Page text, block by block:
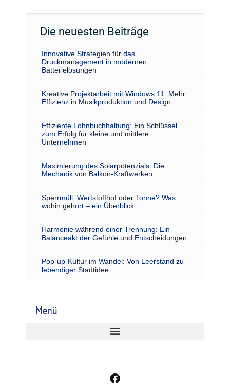
Die neuesten Beiträge
Innovative Strategien für das
Druckmanagement in modernen
Batterielösungen
Kreative Projektarbeit mit Windows 11: Mehr
Effizienz in Musikproduktion und Design
Effiziente Lohnbuchhaltung: Ein Schlüssel
zum Erfolg für kleine und mittlere
Unternehmen
Maximierung des Solarpotenzials: Die
Mechanik von Balkon-Kraftwerken
Sperrmüll, Wertstoffhof oder Tonne? Was
wohin gehört – ein Überblick
Harmonie während einer Trennung: Ein
Balanceakt der Gefühle und Entscheidungen
Pop-up-Kultur im Wandel: Von Leerstand zu
lebendiger Stadtidee
Menü
F
a